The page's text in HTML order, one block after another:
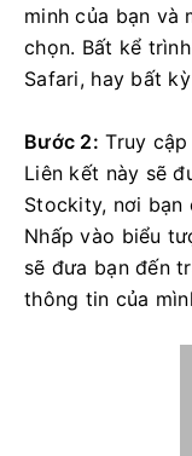
minh của bạn và
chọn. Bất kể
Safari, hay bất
Bước 2: Truy cập
Liên kết này sẽ
Stockity, nơi bạn
Nhấp vào biểu
sẽ đưa bạn đến
thông tin của